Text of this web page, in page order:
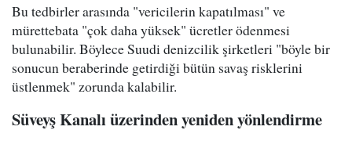
Bu tedbirler arasında "vericilerin kapatılması" ve
mürettebata "çok daha yüksek" ücretler ödenmesi
bulunabilir. Böylece Suudi denizcilik şirketleri "böyle bir
sonucun beraberinde getirdiği bütün savaş risklerini
üstlenmek" zorunda kalabilir.
Süveyş Kanalı üzerinden yeniden yönlendirme